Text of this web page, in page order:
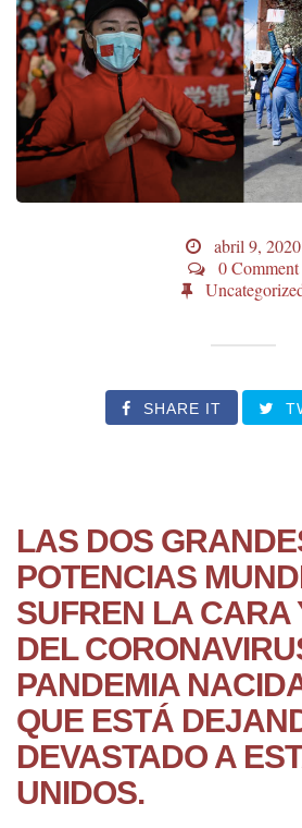
abril 9, 2020
0 Comment
SHARE IT
LAS DOS
POTENCIAS
SUFREN LA CARA
DEL
PANDEMIA
QUE ESTÁ
DEVASTADO A
UNIDOS.